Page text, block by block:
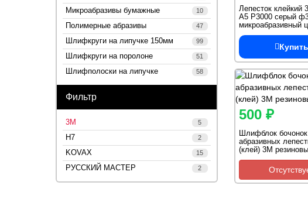
Микроабразивы бумажные 10
Полимерные абразивы 47
Шлифкруги на липучке 150мм 99
Шлифкруги на поролоне 51
Шлифполоски на липучке 58
Фильтр
3М 5
H7 2
KOVAX 15
РУССКИЙ МАСТЕР 2
Лепесток клейкий
A5 Р3000 серый
микроабразивный
Купить
500 ₽
Шлифблок
абразивных
(клей) 3M